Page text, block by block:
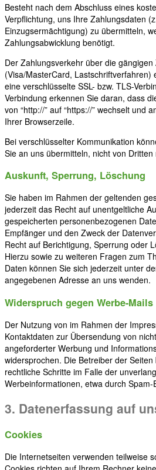
Besteht nach dem Abschluss eines
Verpflichtung, uns Ihre Zahlungsdaten
Einzugsermächtigung) zu übermitteln,
Zahlungsabwicklung benötigt.
Der Zahlungsverkehr über die
(Visa/MasterCard, Lastschriftverfahren)
eine verschlüsselte SSL- bzw. TLS-
Verbindung erkennen Sie daran, dass
von “http://” auf “https://” wechselt und
Ihrer Browserzeile.
Bei verschlüsselter Kommunikation
Sie an uns übermitteln, nicht von
Auskunft, Sperrung, Löschung
Sie haben im Rahmen der geltenden
jederzeit das Recht auf unentgeltliche
gespeicherten personenbezogenen
Empfänger und den Zweck der
Recht auf Berichtigung, Sperrung oder
Hierzu sowie zu weiteren Fragen zum
Daten können Sie sich jederzeit unter
angegebenen Adresse an uns wenden.
Widerspruch gegen Werbe-Mails
Der Nutzung von im Rahmen der
Kontaktdaten zur Übersendung von
angeforderter Werbung und
widersprochen. Die Betreiber der
rechtliche Schritte im Falle der
Werbeinformationen, etwa durch Spam-
3. Datenerfassung auf
Cookies
Die Internetseiten verwenden teilweise